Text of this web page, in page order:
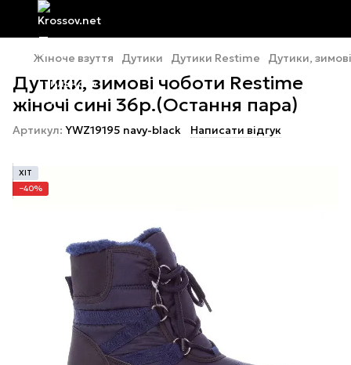
Жіноче взуття Дутики Дутики Restime Дутики,
Дутики, зимові чоботи Restime
жіночі сині 36р.(Остання пара)
Артикул: YWZ19195 navy-black Написати відгук
ХІТ
−40%